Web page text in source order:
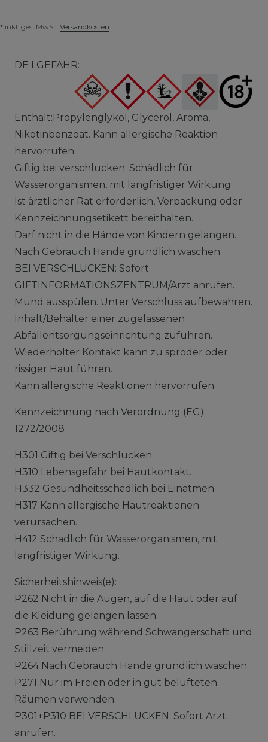
* inkl. ges. MwSt. Versandkosten
DE I GEFAHR:
Enthält:Propylenglykol, Glycerol, Aroma,
Nikotinbenzoat. Kann allergische Reaktion
hervorrufen.
Giftig bei verschlucken. Schädlich für
Wasserorganismen, mit langfristiger Wirkung.
Ist ärztlicher Rat erforderlich, Verpackung oder
Kennzeichnungsetikett bereithalten.
Darf nicht in die Hände von Kindern gelangen.
Nach Gebrauch Hände gründlich waschen.
BEI VERSCHLUCKEN: Sofort
GIFTINFORMATIONSZENTRUM/Arzt anrufen.
Mund ausspülen. Unter Verschluss aufbewahren.
Inhalt/Behälter einer zugelassenen
Abfallentsorgungseinrichtung zuführen.
Wiederholter Kontakt kann zu spröder oder
rissiger Haut führen.
Kann allergische Reaktionen hervorrufen.
Kennzeichnung nach Verordnung (EG)
1272/2008
H301 Giftig bei Verschlucken.
H310 Lebensgefahr bei Hautkontakt.
H332 Gesundheitsschädlich bei Einatmen.
H317 Kann allergische Hautreaktionen
verursachen.
H412 Schädlich für Wasserorganismen, mit
langfristiger Wirkung.
Sicherheitshinweis(e):
P262 Nicht in die Augen, auf die Haut oder auf
die Kleidung gelangen lassen.
P263 Berührung während Schwangerschaft und
Stillzeit vermeiden.
P264 Nach Gebrauch Hände gründlich waschen.
P271 Nur im Freien oder in gut belüfteten
Räumen verwenden.
P301+P310 BEI VERSCHLUCKEN: Sofort Arzt
anrufen.